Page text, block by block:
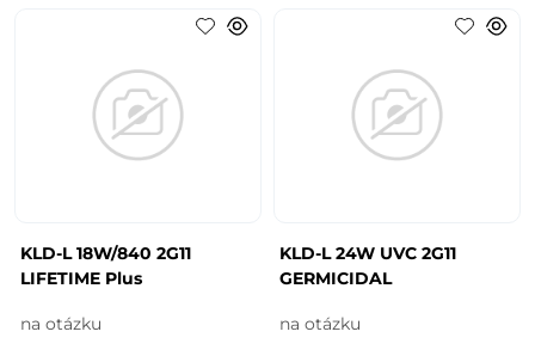
KLD-L 18W/840 2G11
LIFETIME Plus
na otázku
KLD-L 24W UVC 2G11
GERMICIDAL
na otázku